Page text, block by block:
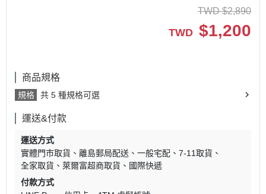
TWD $2,890
TWD $1,200
商品規格
規格 共 5 種規格可選
運送&付款
運送方式
實體門市取貨
離島郵局配送 一般宅配
7-11取貨
全家取貨
萊爾富超商取貨
國際快遞
付款方式